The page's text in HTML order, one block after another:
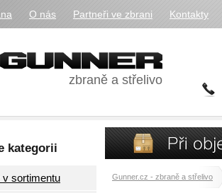
O nás Partneři ve zbrani Kontakty
zbraně a střelivo
kategorii
v sortimentu Gunner.cz - zbraně a střelivo